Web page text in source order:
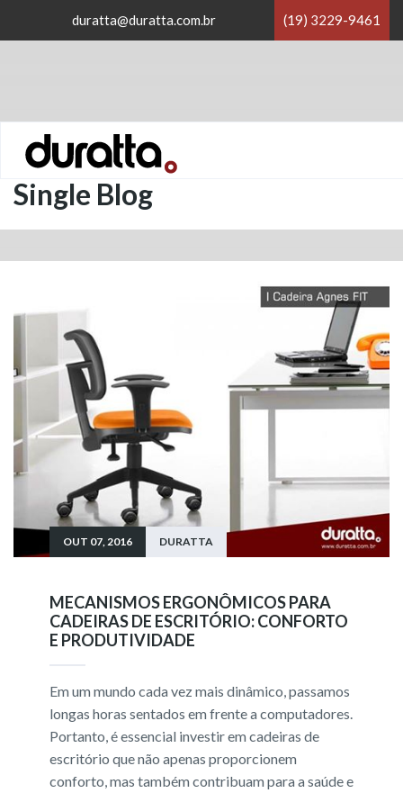
duratta@duratta.com.br (19) 3229-9461
Home /Sem categoria /
Single Blog
OUT 07, 2016 DURATTA
MECANISMOS ERGONÔMICOS PARA
CADEIRAS DE ESCRITÓRIO: CONFORTO
E PRODUTIVIDADE
Em um mundo cada vez mais dinâmico, passamos
longas horas sentados em frente a computadores.
Portanto, é essencial investir em cadeiras de
escritório que não apenas proporcionem
conforto, mas também contribuam para a saúde e
×